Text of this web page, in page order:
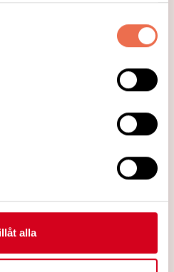
alla
2025-08-13
för barn och